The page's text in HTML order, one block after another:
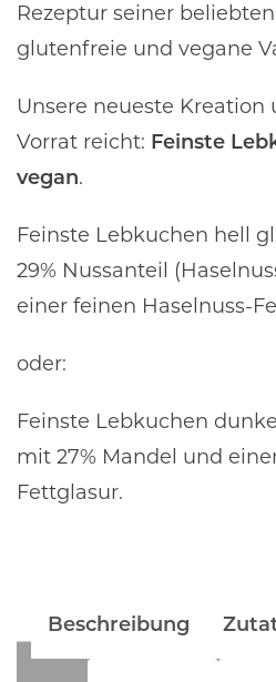
Rezeptur seiner
glutenfreie und vegane
Unsere neueste
Vorrat reicht: Feinste
vegan.
Feinste Lebkuchen hell
29% Nussanteil
einer feinen Haselnuss-
oder:
Feinste Lebkuchen
mit 27% Mandel und
Fettglasur.
Beschreibung